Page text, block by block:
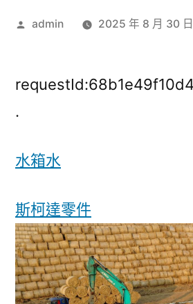
作
admin 2025 年 8 月 30 日
.
水箱水
斯柯達零件